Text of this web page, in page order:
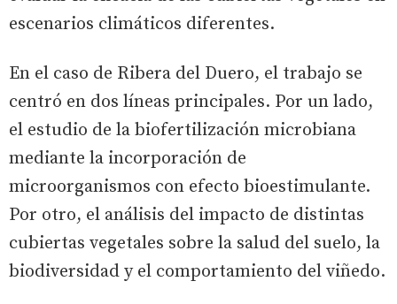
escenarios climáticos diferentes.
En el caso de Ribera del Duero, el trabajo se
centró en dos líneas principales. Por un lado,
el estudio de la biofertilización microbiana
mediante la incorporación de
microorganismos con efecto bioestimulante.
Por otro, el análisis del impacto de distintas
cubiertas vegetales sobre la salud del suelo, la
biodiversidad y el comportamiento del viñedo.